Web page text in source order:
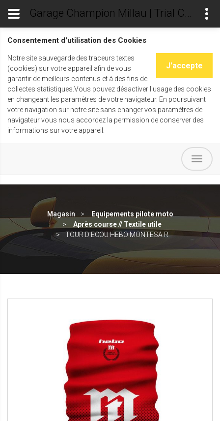
Consentement d'utilisation des Cookies
J'accepte
Notre site sauvegarde des traceurs textes
(cookies) sur votre appareil afin de vous
garantir de meilleurs contenus et à des fins de
collectes statistiques.Vous pouvez désactiver l'usage des cookies
en changeant les paramètres de votre navigateur. En poursuivant
votre navigation sur notre site sans changer vos paramètres de
navigateur vous nous accordez la permission de conserver des
informations sur votre appareil.
Garage Champion Millau | Trial Champ's
Magasin
Equipements pilote moto
Après course // Textile utile
TOUR D ECOU HEBO MONTESA R